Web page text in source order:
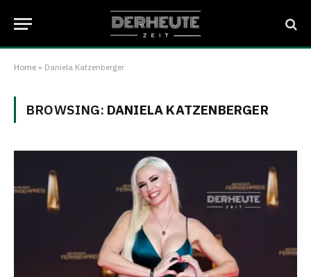
Home » Daniela Katzenberger
BROWSING: DANIELA KATZENBERGER